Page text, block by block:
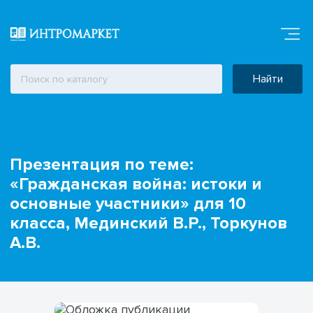
Найти
Презентация по теме:
«Гражданская война: истоки и
основные участники» для 10
класса, Мединский В.Р., Торкунов
А.В.